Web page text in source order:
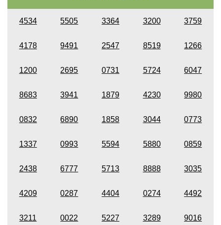
4534 5505 3364 3200 3759
4178 9491 2547 8519 1266
1200 2695 0731 5724 6047
8683 3941 1879 4230 9980
0832 6890 1858 3044 0773
1337 0993 5594 5880 0859
2438 6777 5713 8888 3035
4209 0287 4404 0274 4492
3211 0022 5227 3289 9016